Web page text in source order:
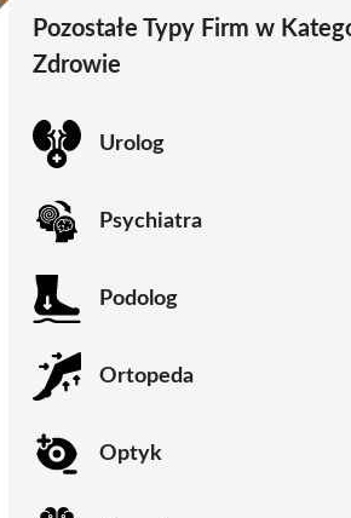
Pozostałe Typy Firm w
Zdrowie
Urolog
Psychiatra
Podolog
Ortopeda
Optyk